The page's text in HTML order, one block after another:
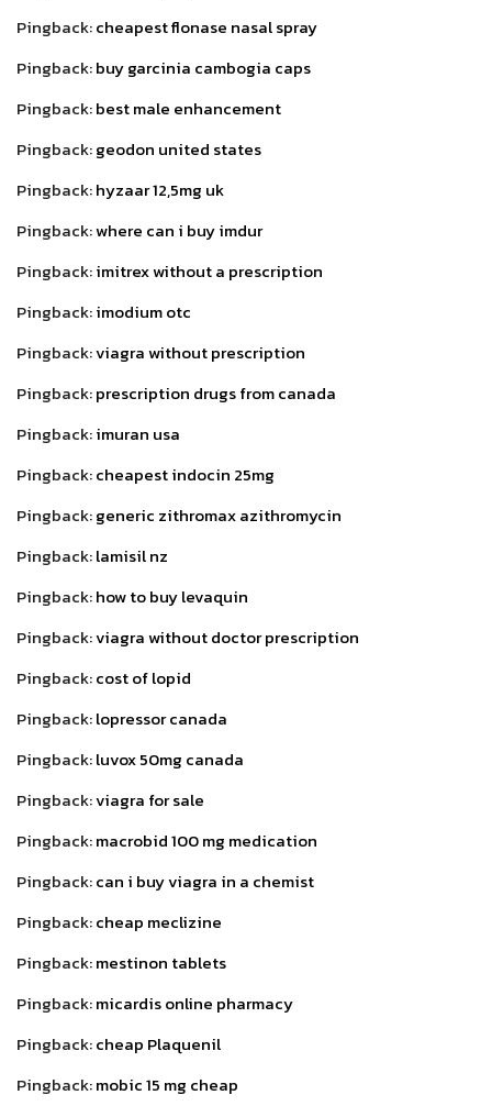
Pingback:cheapest flonase nasal spray
Pingback:buy garcinia cambogia caps
Pingback:best male enhancement
Pingback:geodon united states
Pingback:hyzaar 12,5mg uk
Pingback:where can i buy imdur
Pingback:imitrex without a prescription
Pingback:imodium otc
Pingback:viagra without prescription
Pingback:prescription drugs from canada
Pingback:imuran usa
Pingback:cheapest indocin 25mg
Pingback:generic zithromax azithromycin
Pingback:lamisil nz
Pingback:how to buy levaquin
Pingback:viagra without doctor prescription
Pingback:cost of lopid
Pingback:lopressor canada
Pingback:luvox 50mg canada
Pingback:viagra for sale
Pingback:macrobid 100 mg medication
Pingback:can i buy viagra in a chemist
Pingback:cheap meclizine
Pingback:mestinon tablets
Pingback:micardis online pharmacy
Pingback:cheap Plaquenil
Pingback:mobic 15 mg cheap